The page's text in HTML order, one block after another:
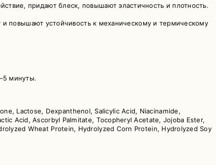
придают блеск, повышают эластичность и плотность.
повышают устойчивость к механическому и термическому
минуты.
Lactose, Dexpanthenol, Salicylic Acid, Niacinamide,
Acid, Ascorbyl Palmitate, Tocopheryl Acetate, Jojoba Ester,
Wheat Protein, Hydrolyzed Corn Protein, Hydrolyzed Soy